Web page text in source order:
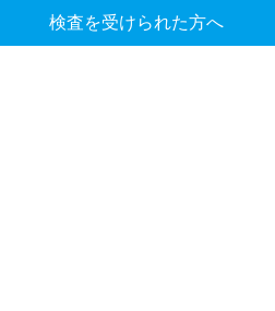
検査を受けられた方へ